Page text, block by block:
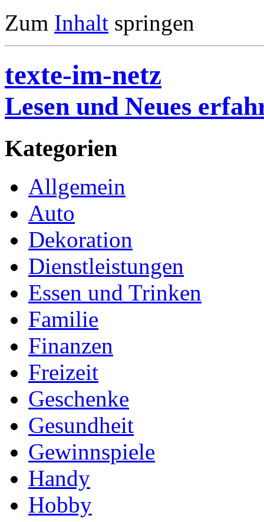
Zum Inhalt springen
texte-im-netz
Lesen und Neues
Kategorien
Allgemein
Auto
Dekoration
Dienstleistungen
Essen und Trinken
Familie
Finanzen
Freizeit
Geschenke
Gesundheit
Gewinnspiele
Handy
Hobby